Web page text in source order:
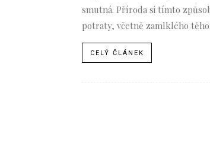
smutná. Příroda si tímto
potraty, včetně zamlklého
CELÝ ČLÁNEK